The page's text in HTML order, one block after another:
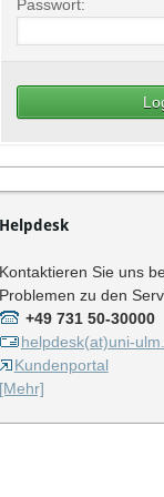
Passwort:
Helpdesk
Kontaktieren Sie uns
Problemen zu den
+49 731 50-30000
helpdesk(at)uni-
Kundenportal
[Mehr]